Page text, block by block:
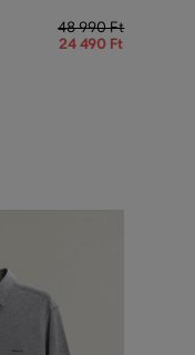
48 990 Ft
24 490 Ft